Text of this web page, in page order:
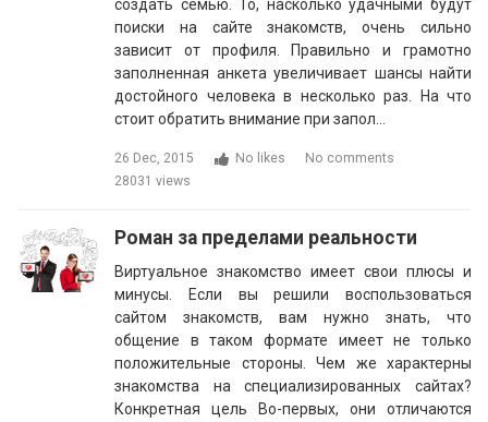
создать семью. То, насколько удачными будут
поиски на сайте знакомств, очень сильно
зависит от профиля. Правильно и грамотно
заполненная анкета увеличивает шансы найти
достойного человека в несколько раз. На что
стоит обратить внимание при запол…
26 Dec, 2015 No likes
No comments
28031 views
Роман за пределами реальности
Виртуальное знакомство имеет свои плюсы и
минусы. Если вы решили воспользоваться
сайтом знакомств, вам нужно знать, что
общение в таком формате имеет не только
положительные стороны. Чем же характерны
знакомства на специализированных сайтах?
Конкретная цель Во-первых, они отличаются